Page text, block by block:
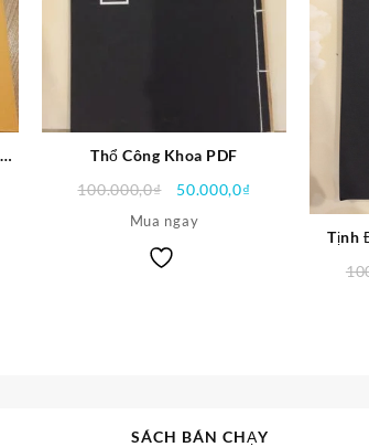
Thổ Công Khoa PDF
100.000,0₫
Giá
là:
50.000,0₫
Mua ngay
Tịnh
SÁCH BÁN CHẠY